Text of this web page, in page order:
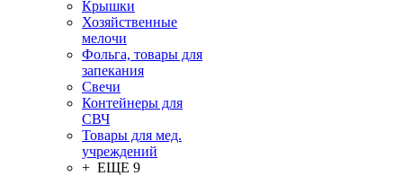
Крышки
Хозяйственные
мелочи
Фольга, товары для
запекания
Свечи
Контейнеры для
СВЧ
Товары для мед.
учреждений
+ ЕЩЕ 9